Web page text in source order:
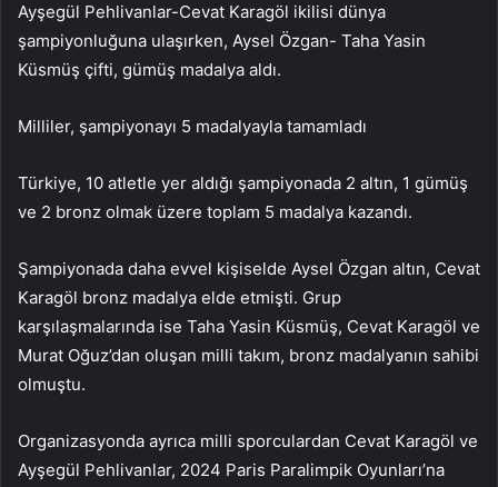
Ayşegül Pehlivanlar-Cevat Karagöl ikilisi dünya
şampiyonluğuna ulaşırken, Aysel Özgan- Taha Yasin
Küsmüş çifti, gümüş madalya aldı.
Milliler, şampiyonayı 5 madalyayla tamamladı
Türkiye, 10 atletle yer aldığı şampiyonada 2 altın, 1 gümüş
ve 2 bronz olmak üzere toplam 5 madalya kazandı.
Şampiyonada daha evvel kişiselde Aysel Özgan altın, Cevat
Karagöl bronz madalya elde etmişti. Grup
karşılaşmalarında ise Taha Yasin Küsmüş, Cevat Karagöl ve
Murat Oğuz’dan oluşan milli takım, bronz madalyanın sahibi
olmuştu.
Organizasyonda ayrıca milli sporculardan Cevat Karagöl ve
Ayşegül Pehlivanlar, 2024 Paris Paralimpik Oyunları’na